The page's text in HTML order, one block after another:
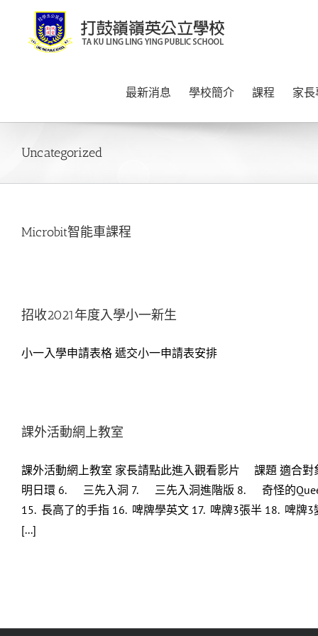
content
最新消息 學校簡介 課程 家
Uncategorized
Microbit智能車課程
招收2021年度入學小一新生
小一入學申請表格 遞交小一申請表安排
課外活動網上教室
課外活動網上教室 家長請點此進入觀看影片 課題 適
明日環 6. 三先入洞 7. 三先入洞進階版 8. 奇怪的
15. 長高了的手指 16. 啤牌學英文 17. 啤牌3張半 18. 啤牌
[...]